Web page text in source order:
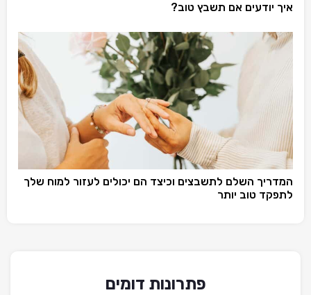
איך יודעים אם תשבץ טוב?
המדריך השלם לתשבצים וכיצד הם יכולים לעזור למוח שלך
לתפקד טוב יותר
פתרונות דומים